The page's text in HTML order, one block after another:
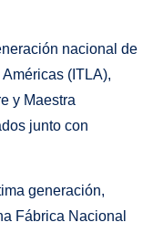
nacional de
(ITLA),
y Maestra
junto con
generación,
Fábrica Nacional